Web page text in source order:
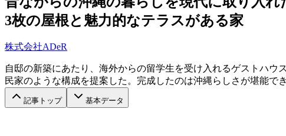
3枚の屋根と魅力的なテラスがある家
株式会社ADeR
自邸の新築にあたり、海外からの留学生を受け入れるゲストハ
民家のような構成を提案した。完成したのは沖縄らしさが堪能で
記事トップ 基本データ